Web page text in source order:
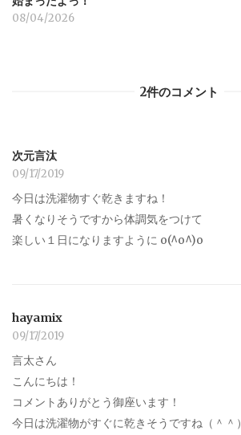
08/04/2026
2件のコメント
次元言汰
09/17/2019
今日は洗濯物すぐ乾きますね！
暑くなりそうですから体調気をつけて
楽しい１日になりますように o(^o^)o
hayamix
09/17/2019
言太さん
こんにちは！
コメントありがとう御座います！
今日は洗濯物がすぐに乾きそうですね（＾＾）